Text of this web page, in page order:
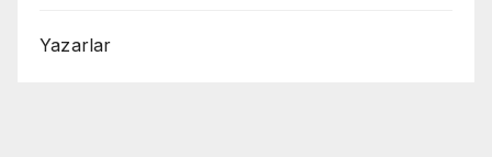
Yazarlar